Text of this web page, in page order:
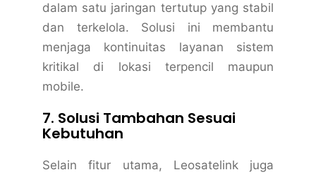
dalam satu jaringan tertutup yang stabil
dan terkelola. Solusi ini membantu
menjaga kontinuitas layanan sistem
kritikal di lokasi terpencil maupun
mobile.
7. Solusi Tambahan Sesuai
Kebutuhan
Selain fitur utama, Leosatelink juga